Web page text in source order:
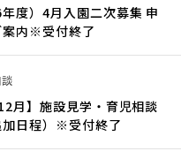
度）4月入園二次募集 申
案内※受付終了
月】施設見学・育児相談
日程）※受付終了